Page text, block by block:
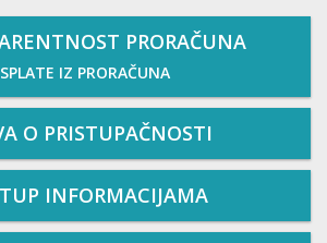
PRORAČUNA
IZ PRORAČUNA
O PRISTUPAČNOSTI
INFORMACIJAMA